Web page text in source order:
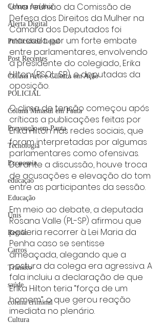
Coluna Jurídica
Alerta Digital
Publicidade Legal
Post Recentes
Coluna Arte e Cultura em Ação
POLICIAL
Coluna Minasul em Pauta
Prevenção em Pauta
Tecnologia
Economia
educaçao
Educação
Unis
Região
Carros
Trânsito
saúde
coluna criminal
Cultura
Uma reunião da Comissão de
Defesa dos Direitos da Mulher na
Câmara dos Deputados foi
marcada por um forte embate
entre parlamentares, envolvendo
a presidente do colegiado, Erika
Hilton (PSOL-SP), e deputadas da
oposição.
O clima de tensão começou após
críticas a publicações feitas por
Erika Hilton nas redes sociais, que
foram interpretadas por algumas
parlamentares como ofensivas.
Durante a discussão, houve troca
de acusações e elevação do tom
entre as participantes da sessão.
Em meio ao debate, a deputada
Rosana Valle (PL-SP) afirmou que
poderia recorrer à Lei Maria da
Penha caso se sentisse
ameaçada, alegando que a
postura da colega era agressiva. A
fala incluiu a declaração de que
Erika Hilton teria “força de um
homem”, o que gerou reação
imediata no plenário.